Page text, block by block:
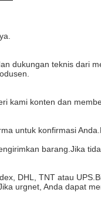
dukungan teknis dari
kami konten dan
untuk konfirmasi
barang.Jika
DHL, TNT atau
urgnet, Anda dapat